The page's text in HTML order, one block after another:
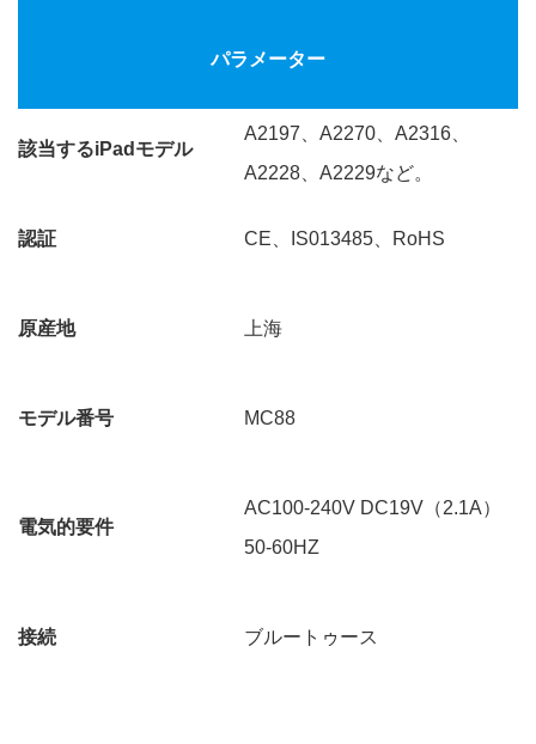
パラメーター
該当するiPadモデル
A2197、A2270、 A2316、
A2228、A2229など。
認証 CE、IS013485、RoHS
原産地 上海
モデル番号 MC88
電気的要件
AC100-240V DC19V（2.1A）
50-60HZ
接続 ブルートゥース